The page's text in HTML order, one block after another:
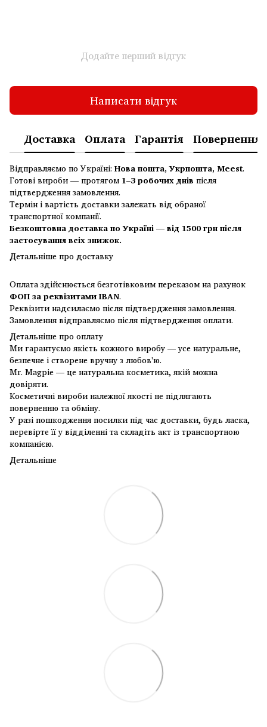
Додайте перший відгук
Написати відгук
Доставка Оплата Гарантія Повернення
Відправляємо по Україні: Нова пошта, Укрпошта, Meest.
Готові вироби — протягом 1–3 робочих днів після
підтвердження замовлення.
Термін і вартість доставки залежать від обраної
транспортної компанії.
Безкоштовна доставка по Україні — від 1500 грн після
застосування всіх знижок.
Детальніше про доставку
Оплата здійснюється безготівковим переказом на рахунок
ФОП за реквізитами IBAN.
Реквізити надсилаємо після підтвердження замовлення.
Замовлення відправляємо після підтвердження оплати.
Детальніше про оплату
Ми гарантуємо якість кожного виробу — усе натуральне,
безпечне і створене вручну з любов'ю.
Mr. Magpie — це натуральна косметика, якій можна
довіряти.
Косметичні вироби належної якості не підлягають
поверненню та обміну.
У разі пошкодження посилки під час доставки, будь ласка,
перевірте її у відділенні та складіть акт із транспортною
компанією.
Детальніше